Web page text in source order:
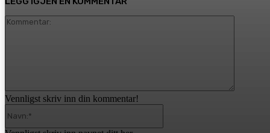
Vennligst skriv inn din kommentar!